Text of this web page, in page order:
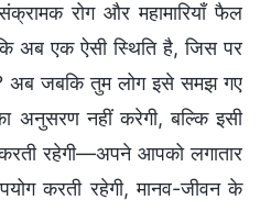
रोग और महामारियाँ फैल
अब एक ऐसी स्थिति है, जिस पर
अब जबकि तुम लोग इसे समझ गए
अनुसरण नहीं करेगी, बल्कि इसी
रहेगी—अपने आपको लगातार
करती रहेगी, मानव-जीवन के